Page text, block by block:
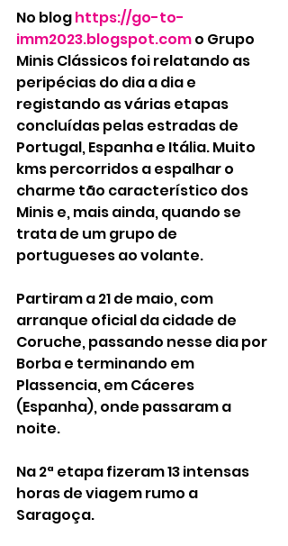
No blog https://go-to-
imm2023.blogspot.com o Grupo
Minis Clássicos foi relatando as
peripécias do dia a dia e
registando as várias etapas
concluídas pelas estradas de
Portugal, Espanha e Itália. Muito
kms percorridos a espalhar o
charme tão característico dos
Minis e, mais ainda, quando se
trata de um grupo de
portugueses ao volante.
Partiram a 21 de maio, com
arranque oficial da cidade de
Coruche, passando nesse dia por
Borba e terminando em
Plassencia, em Cáceres
(Espanha), onde passaram a
noite.
Na 2ª etapa fizeram 13 intensas
horas de viagem rumo a
Saragoça.